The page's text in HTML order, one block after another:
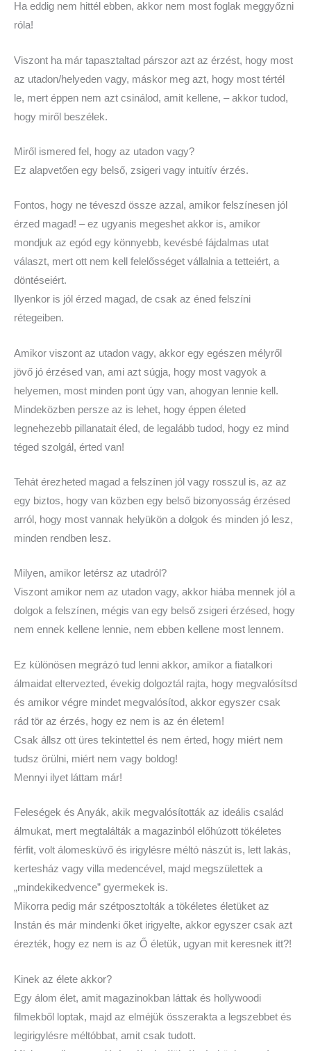
Ha eddig nem hittél ebben, akkor nem most foglak meggyőzni
róla!
Viszont ha már tapasztaltad párszor azt az érzést, hogy most
az utadon/helyeden vagy, máskor meg azt, hogy most tértél
le, mert éppen nem azt csinálod, amit kellene, – akkor tudod,
hogy miről beszélek.
Miről ismered fel, hogy az utadon vagy?
Ez alapvetően egy belső, zsigeri vagy intuitív érzés.
Fontos, hogy ne téveszd össze azzal, amikor felszínesen jól
érzed magad! – ez ugyanis megeshet akkor is, amikor
mondjuk az egód egy könnyebb, kevésbé fájdalmas utat
választ, mert ott nem kell felelősséget vállalnia a tetteiért, a
döntéseiért.
Ilyenkor is jól érzed magad, de csak az éned felszíni
rétegeiben.
Amikor viszont az utadon vagy, akkor egy egészen mélyről
jövő jó érzésed van, ami azt súgja, hogy most vagyok a
helyemen, most minden pont úgy van, ahogyan lennie kell.
Mindeközben persze az is lehet, hogy éppen életed
legnehezebb pillanatait éled, de legalább tudod, hogy ez mind
téged szolgál, érted van!
Tehát érezheted magad a felszínen jól vagy rosszul is, az az
egy biztos, hogy van közben egy belső bizonyosság érzésed
arról, hogy most vannak helyükön a dolgok és minden jó lesz,
minden rendben lesz.
Milyen, amikor letérsz az utadról?
Viszont amikor nem az utadon vagy, akkor hiába mennek jól a
dolgok a felszínen, mégis van egy belső zsigeri érzésed, hogy
nem ennek kellene lennie, nem ebben kellene most lennem.
Ez különösen megrázó tud lenni akkor, amikor a fiatalkori
álmaidat eltervezted, évekig dolgoztál rajta, hogy megvalósítsd
és amikor végre mindet megvalósítod, akkor egyszer csak
rád tör az érzés, hogy ez nem is az én életem!
Csak állsz ott üres tekintettel és nem érted, hogy miért nem
tudsz örülni, miért nem vagy boldog!
Mennyi ilyet láttam már!
Feleségek és Anyák, akik megvalósították az ideális család
álmukat, mert megtalálták a magazinból előhúzott tökéletes
férfit, volt álomesküvő és irigylésre méltó nászút is, lett lakás,
kertesház vagy villa medencével, majd megszülettek a
„mindekikedvence” gyermekek is.
Mikorra pedig már szétposztolták a tökéletes életüket az
Instán és már mindenki őket irigyelte, akkor egyszer csak azt
érezték, hogy ez nem is az Ő életük, ugyan mit keresnek itt?!
Kinek az élete akkor?
Egy álom élet, amit magazinokban láttak és hollywoodi
filmekből loptak, majd az elméjük összerakta a legszebbet és
legirigylésre méltóbbat, amit csak tudott.